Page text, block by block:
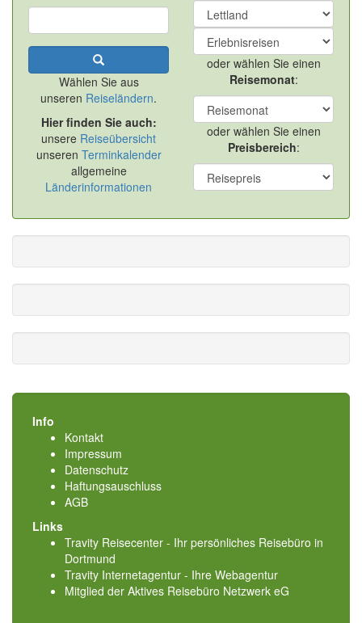
Wählen Sie aus
unseren Reiseländern.
Hier finden Sie auch:
unsere Reiseübersicht
unseren Terminkalender
allgemeine
Länderinformationen
oder wählen Sie einen
Reisemonat:
oder wählen Sie einen
Preisbereich:
Info
Kontakt
Impressum
Datenschutz
Haftungsauschluss
AGB
Links
Travity Reisecenter - Ihr persönliches Reisebüro in
Dortmund
Travity Internetagentur - Ihre Webagentur
Mitglied der Aktives Reisebüro Netzwerk eG